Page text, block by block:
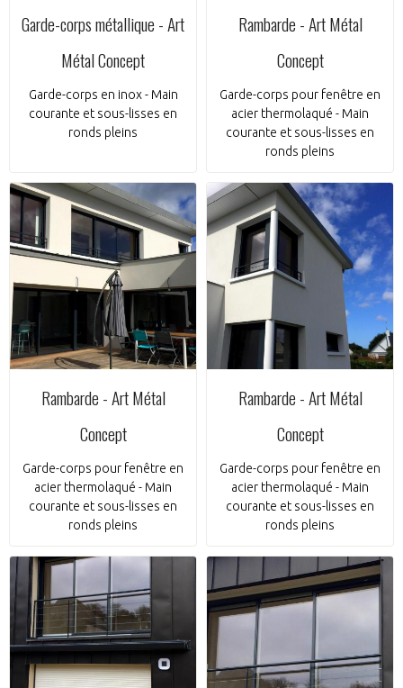
Garde-corps métallique - Art
Métal Concept
Garde-corps en inox - Main
courante et sous-lisses en
ronds pleins
Rambarde - Art Métal
Concept
Garde-corps pour fenêtre en
acier thermolaqué - Main
courante et sous-lisses en
ronds pleins
Rambarde - Art Métal
Concept
Garde-corps pour fenêtre en
acier thermolaqué - Main
courante et sous-lisses en
ronds pleins
Rambarde - Art Métal
Concept
Garde-corps pour fenêtre en
acier thermolaqué - Main
courante et sous-lisses en
ronds pleins